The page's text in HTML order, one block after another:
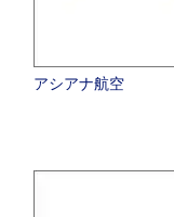
アシアナ航空